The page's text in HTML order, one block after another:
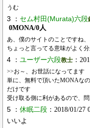
うむ
3 ： セム村田(Murata)六段
0MONA/0人
あ、僕のサイトのことですね
ちょっと言ってる意味がよく
4 ： ユーザー六段教士 ：
>>お～、お世話になってます
単に、無料で頂いたMONAな
だけです
受け取る側に利があるので、
5 ： 休眠二段 ：2018/01/27
いいよ